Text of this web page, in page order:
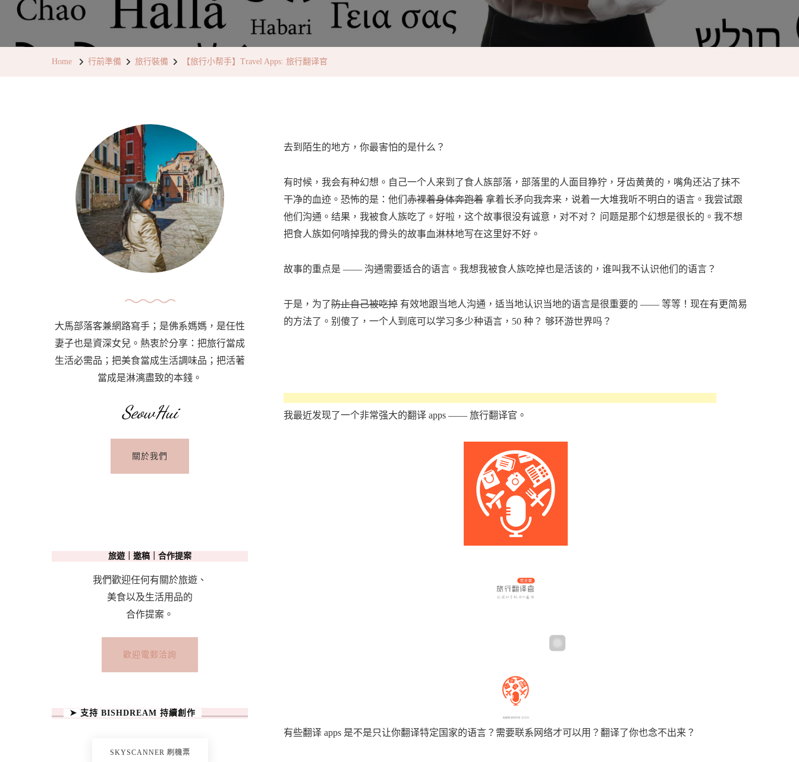
旅
Home 行前準備 旅行裝備 【旅行小帮手】Travel Apps: 旅行翻译官
去到陌生的地方，你最害怕的是什么？
有时候，我会有种幻想。自己一个人来到了食人族部落，部落里的人面目狰狞，牙齿黄黄的，嘴角还沾了抹不
干净的血迹。恐怖的是：他们 赤裸着身体奔跑着 拿着长矛向我奔来，说着一大堆我听不明白的语言。我尝试跟
他们沟通。结果，我被食人族吃了。好啦，这个故事很没有诚意，对不对？ 问题是那个幻想是很长的。我不想
把食人族如何啃掉我的骨头的故事血淋林地写在这里好不好。
故事的重点是 —— 沟通需要适合的语言。我想我被食人族吃掉也是活该的，谁叫我不认识他们的语言？
于是，为了防止自己被吃掉 有效地跟当地人沟通，适当地认识当地的语言是很重要的 —— 等等！现在有更简易
的方法了。别傻了，一个人到底可以学习多少种语言，50 种？ 够环游世界吗？
我最近发现了一个非常强大的翻译 apps —— 旅行翻译官。
有些翻译 apps 是不是只让你翻译特定国家的语言？需要联系网络才可以用？翻译了你也念不出来？
大馬部落客兼網路寫手；是佛系媽媽，是任性
妻子也是資深女兒。熱衷於分享：把旅行當成
生活必需品；把美食當成生活調味品；把活著
當成是淋漓盡致的本錢。
SeowHui
關於我們
旅遊｜邀稿｜合作提案
我們歡迎任何有關於旅遊、
美食以及生活用品的
合作提案。
歡迎電郵洽詢
➤ 支持 BISHDREAM 持續創作
SKYSCANNER 刷機票